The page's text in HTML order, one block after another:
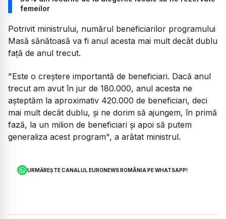
femeilor
Potrivit ministrului, numărul beneficiarilor programului
Masă sănătoasă va fi anul acesta mai mult decât dublu
faţă de anul trecut.
"Este o creştere importantă de beneficiari. Dacă anul
trecut am avut în jur de 180.000, anul acesta ne
aşteptăm la aproximativ 420.000 de beneficiari, deci
mai mult decât dublu, şi ne dorim să ajungem, în primă
fază, la un milion de beneficiari şi apoi să putem
generaliza acest program", a arătat ministrul.
URMĂREȘTE CANALUL EURONEWS ROMÂNIA PE WHATSAPP!